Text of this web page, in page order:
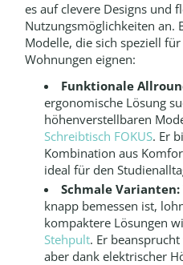
es auf clevere Designs und
Nutzungsmöglichkeiten an.
Modelle, die sich speziell
Wohnungen eignen:
Funktionale
ergonomische Lösung
höhenverstellbaren
Schreibtisch FOKUS. Er
Kombination aus
ideal für den
Schmale Varianten:
knapp bemessen ist,
kompaktere Lösungen
Stehpult. Er
aber dank elektrischer